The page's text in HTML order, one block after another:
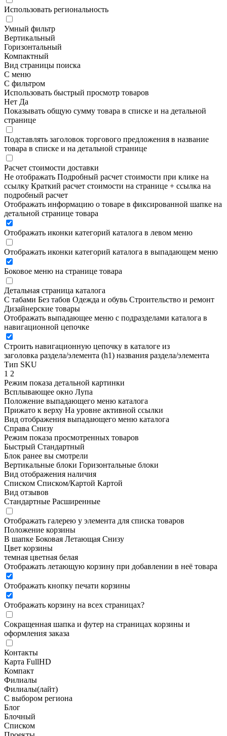
Использовать региональность
Умный фильтр
Вертикальный
Горизонтальный
Компактный
Вид страницы поиска
С меню
С фильтром
Использовать быстрый просмотр товаров
Нет Да
Показывать общую сумму товара в списке и на детальной
странице
Подставлять заголовок торгового предложения в название
товара в списке и на детальной странице
Расчет стоимости доставки
Не отображать Подробный расчет стоимости при клике на
ссылку Краткий расчет стоимости на странице + ссылка на
подробный расчет
Отображать информацию о товаре в фиксированной шапке на
детальной странице товара
Отображать иконки категорий каталога в левом меню
Отображать иконки категорий каталога в выпадающем меню
Боковое меню на странице товара
Детальная страница каталога
С табами Без табов Одежда и обувь Строительство и ремонт
Дизайнерские товары
Отображать выпадающее меню с подразделами каталога в
навигационной цепочке
Строить навигационную цепочку в каталоге из
заголовка раздела/элемента (h1) названия раздела/элемента
Тип SKU
1 2
Режим показа детальной картинки
Всплывающее окно Лупа
Положение выпадающего меню каталога
Прижато к верху На уровне активной ссылки
Вид отображения выпадающего меню каталога
Справа Снизу
Режим показа просмотренных товаров
Быстрый Стандартный
Блок ранее вы смотрели
Вертикальные блоки Горизонтальные блоки
Вид отображения наличия
Списком Списком/Картой Картой
Вид отзывов
Стандартные Расширенные
Отображать галерею у элемента для списка товаров
Положение корзины
В шапке Боковая Летающая Снизу
Цвет корзины
темная цветная белая
Отображать летающую корзину при добавлении в неё товара
Отображать кнопку печати корзины
Отображать корзину на всех страницах?
Сокращенная шапка и футер на страницах корзины и
оформления заказа
Контакты
Карта FullHD
Компакт
Филиалы
Филиалы(лайт)
С выбором региона
Блог
Блочный
Списком